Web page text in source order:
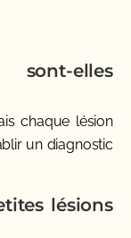
elles
chaque lésion
un diagnostic
lésions